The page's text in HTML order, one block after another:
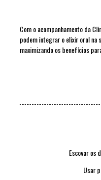
Com o acompanhamento da
podem integrar o elixir oral na
maximizando os benefícios
Escovar os
Usar